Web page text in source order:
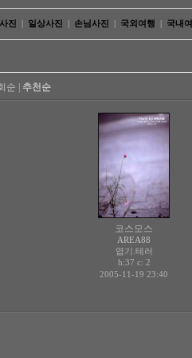
진 일상사진 손님사진 국외여행 국내
순 추천순
코스모스
AREA88
엽기.테러
h:37 c: 2
2005-11-19 23:40